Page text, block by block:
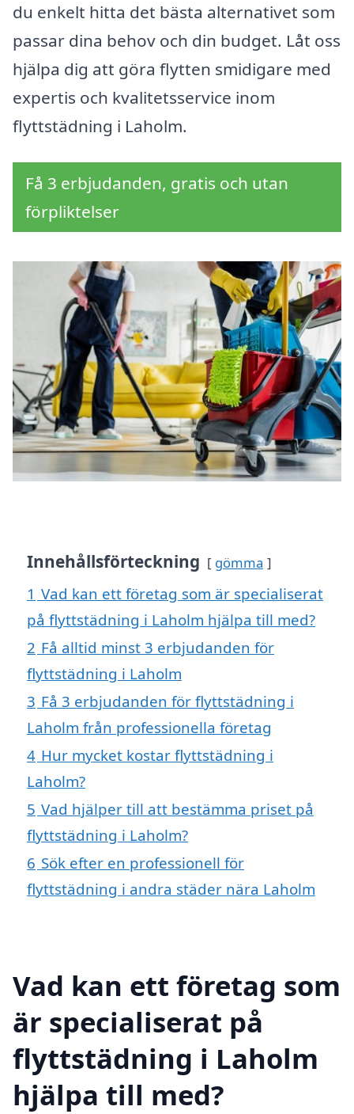
du enkelt hitta det bästa alternativet som
passar dina behov och din budget. Låt oss
hjälpa dig att göra flytten smidigare med
expertis och kvalitetsservice inom
flyttstädning i Laholm.
Få 3 erbjudanden, gratis och utan
förpliktelser
Innehållsförteckning gömma
1 Vad kan ett företag som är specialiserat
på flyttstädning i Laholm hjälpa till med?
2 Få alltid minst 3 erbjudanden för
flyttstädning i Laholm
3 Få 3 erbjudanden för flyttstädning i
Laholm från professionella företag
4 Hur mycket kostar flyttstädning i
Laholm?
5 Vad hjälper till att bestämma priset på
flyttstädning i Laholm?
6 Sök efter en professionell för
flyttstädning i andra städer nära Laholm
Vad kan ett företag som
är specialiserat på
flyttstädning i Laholm
hjälpa till med?